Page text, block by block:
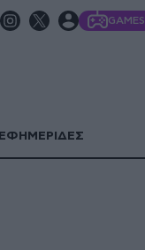
GAMES
ΕΦΗΜΕΡΙΔΕΣ